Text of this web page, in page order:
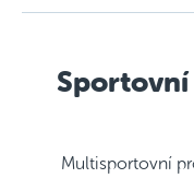
Multisportovní